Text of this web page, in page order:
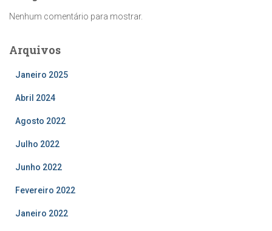
Nenhum comentário para mostrar.
Arquivos
Janeiro 2025
Abril 2024
Agosto 2022
Julho 2022
Junho 2022
Fevereiro 2022
Janeiro 2022